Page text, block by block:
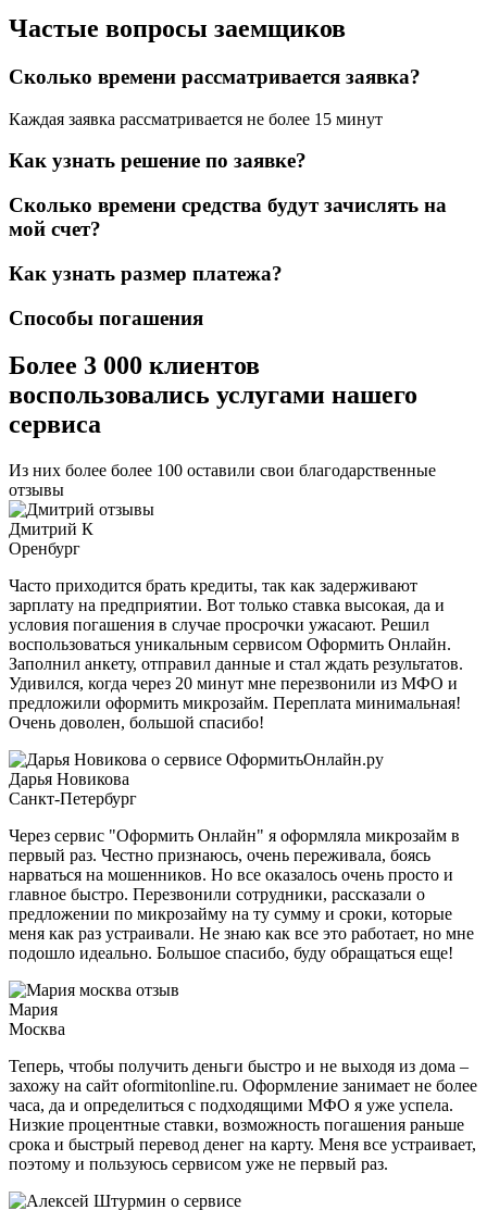
Частые вопросы заемщиков
Сколько времени рассматривается заявка?
Каждая заявка рассматривается не более 15 минут
Как узнать решение по заявке?
Сколько времени средства будут зачислять на
мой счет?
Как узнать размер платежа?
Способы погашения
Более 3 000 клиентов
воспользовались услугами нашего
сервиса
Из них более более 100 оставили свои благодарственные
отзывы
Дмитрий К
Оренбург
Часто приходится брать кредиты, так как задерживают
зарплату на предприятии. Вот только ставка высокая, да и
условия погашения в случае просрочки ужасают. Решил
воспользоваться уникальным сервисом Оформить Онлайн.
Заполнил анкету, отправил данные и стал ждать результатов.
Удивился, когда через 20 минут мне перезвонили из МФО и
предложили оформить микрозайм. Переплата минимальная!
Очень доволен, большой спасибо!
Дарья Новикова
Санкт-Петербург
Через сервис "Оформить Онлайн" я оформляла микрозайм в
первый раз. Честно признаюсь, очень переживала, боясь
нарваться на мошенников. Но все оказалось очень просто и
главное быстро. Перезвонили сотрудники, рассказали о
предложении по микрозайму на ту сумму и сроки, которые
меня как раз устраивали. Не знаю как все это работает, но мне
подошло идеально. Большое спасибо, буду обращаться еще!
Мария
Москва
Теперь, чтобы получить деньги быстро и не выходя из дома –
захожу на сайт oformitonline.ru. Оформление занимает не более
часа, да и определиться с подходящими МФО я уже успела.
Низкие процентные ставки, возможность погашения раньше
срока и быстрый перевод денег на карту. Меня все устраивает,
поэтому и пользуюсь сервисом уже не первый раз.